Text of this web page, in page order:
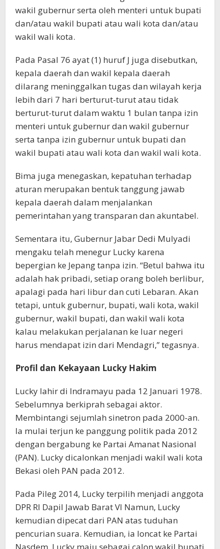
wakil gubernur serta oleh menteri untuk bupati
dan/atau wakil bupati atau wali kota dan/atau
wakil wali kota.
Pada Pasal 76 ayat (1) huruf J juga disebutkan,
kepala daerah dan wakil kepala daerah
dilarang meninggalkan tugas dan wilayah kerja
lebih dari 7 hari berturut-turut atau tidak
berturut-turut dalam waktu 1 bulan tanpa izin
menteri untuk gubernur dan wakil gubernur
serta tanpa izin gubernur untuk bupati dan
wakil bupati atau wali kota dan wakil wali kota.
Bima juga menegaskan, kepatuhan terhadap
aturan merupakan bentuk tanggung jawab
kepala daerah dalam menjalankan
pemerintahan yang transparan dan akuntabel.
Sementara itu, Gubernur Jabar Dedi Mulyadi
mengaku telah menegur Lucky karena
bepergian ke Jepang tanpa izin. “Betul bahwa itu
adalah hak pribadi, setiap orang boleh berlibur,
apalagi pada hari libur dan cuti Lebaran. Akan
tetapi, untuk gubernur, bupati, wali kota, wakil
gubernur, wakil bupati, dan wakil wali kota
kalau melakukan perjalanan ke luar negeri
harus mendapat izin dari Mendagri,’’ tegasnya.
Profil dan Kekayaan Lucky Hakim
Lucky lahir di Indramayu pada 12 Januari 1978.
Sebelumnya berkiprah sebagai aktor.
Membintangi sejumlah sinetron pada 2000-an.
Ia mulai terjun ke panggung politik pada 2012
dengan bergabung ke Partai Amanat Nasional
(PAN). Lucky dicalonkan menjadi wakil wali kota
Bekasi oleh PAN pada 2012.
Pada Pileg 2014, Lucky terpilih menjadi anggota
DPR RI Dapil Jawab Barat VI Namun, Lucky
kemudian dipecat dari PAN atas tuduhan
pencurian suara. Kemudian, ia loncat ke Partai